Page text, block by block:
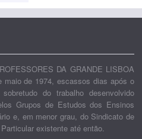
DA GRANDE LISBOA
maio de 1974, escassos dias após o
do trabalho desenvolvido
Grupos de Estudos dos Ensinos
e, em menor grau, do Sindicato de
existente até então.